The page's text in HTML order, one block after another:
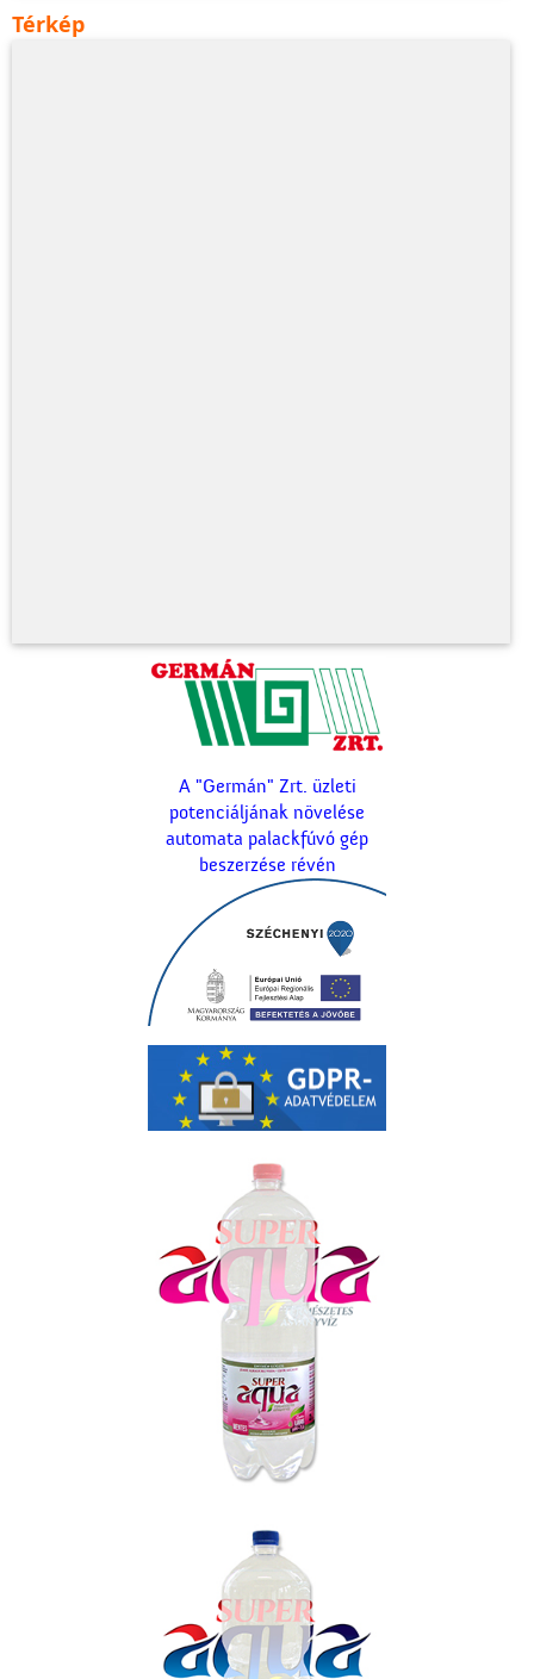
Térkép
A "Germán" Zrt. üzleti
potenciáljának növelése
automata palackfúvó gép
beszerzése révén